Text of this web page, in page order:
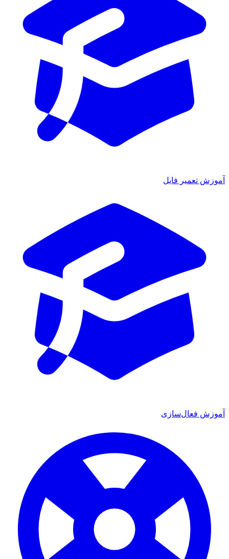
آموزش تعمیر فایل
آموزش فعال‌سازی